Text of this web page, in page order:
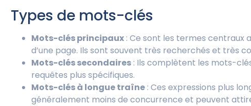
Types de mots-clés
Mots-clés principaux : Ce sont les termes centraux
d’une page. Ils sont souvent très recherchés et très
Mots-clés secondaires : Ils complètent les mots-
requêtes plus spécifiques.
Mots-clés à longue traîne : Ces expressions plus
généralement moins de concurrence et peuvent